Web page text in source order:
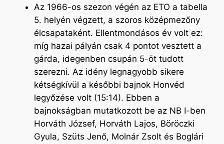
Az 1966-os szezon végén az ETO a tabella
5. helyén végzett, a szoros középmezőny
élcsapataként. Ellentmondásos év volt ez:
míg hazai pályán csak 4 pontot vesztett a
gárda, idegenben csupán 5-öt tudott
szerezni. Az idény legnagyobb sikere
kétségkívül a későbbi bajnok Honvéd
legyőzése volt (15:14). Ebben a
bajnokságban mutatkozott be az NB I-ben
Horváth József, Horváth Lajos, Böröczki
Gyula, Szüts Jenő, Molnár Zsolt és Boglári